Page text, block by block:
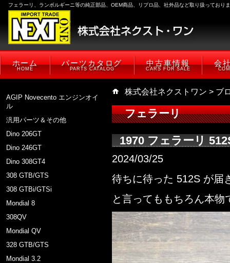
フェラーリ、ランボルギーニ等の純正部品、OEM商品、リプロ品、社外品など取り扱っており
ホーム
HOME
パーツカタログ
PARTS CATALOG
中古車情報
CARS FOR SALE
会
AGIP Novecento エンジンオイ
ル
汎用パーツ＆その他
Dino 206GT
Dino 246GT
Dino 308GT4
308 GTB/GTS
308 GTBi/GTSi
Mondial 8
308QV
Mondial QV
328 GTB/GTS
Mondial 3.2
株式会社ネクストワン > ブ
フェラーリ
1970 フェラーリ
2024/03/25
待ちに待った 512S が届
と言ってももちろん本